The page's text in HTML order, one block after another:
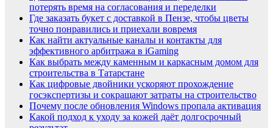
потерять время на согласования и переделки
Где заказать букет с доставкой в Пензе, чтобы цветы
точно понравились и приехали вовремя
Как найти актуальные каналы и контакты для
эффективного арбитража в iGaming
Как выбрать между каменным и каркасным домом для
строительства в Татарстане
Как цифровые двойники ускоряют прохождение
госэкспертизы и сокращают затраты на строительство
Почему после обновления Windows пропала активация
Какой подход к уходу за кожей даёт долгосрочный